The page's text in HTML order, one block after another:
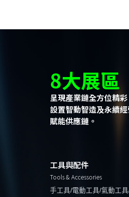
8大展區
呈現產業鏈全方位精彩
設置智動智造及永續
賦能供應鏈。
工具與配件
Tools & Accessories
手工具/電動工具/氣動工